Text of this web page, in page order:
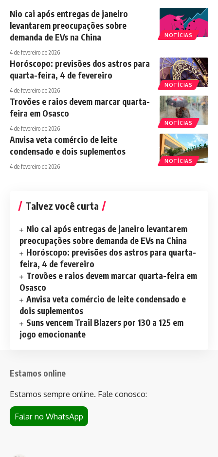
NOTÍCIAS
Nio cai após entregas de janeiro
levantarem preocupações sobre
demanda de EVs na China
4 de fevereiro de 2026
NOTÍCIAS
Horóscopo: previsões dos astros para
quarta-feira, 4 de fevereiro
4 de fevereiro de 2026
NOTÍCIAS
Trovões e raios devem marcar quarta-
feira em Osasco
4 de fevereiro de 2026
NOTÍCIAS
Anvisa veta comércio de leite
condensado e dois suplementos
4 de fevereiro de 2026
Talvez você curta
Nio cai após entregas de janeiro levantarem
preocupações sobre demanda de EVs na China
Horóscopo: previsões dos astros para quarta-
feira, 4 de fevereiro
Trovões e raios devem marcar quarta-feira em
Osasco
Anvisa veta comércio de leite condensado e
dois suplementos
Suns vencem Trail Blazers por 130 a 125 em
jogo emocionante
Estamos online
Estamos sempre online. Fale conosco:
Falar no WhatsApp